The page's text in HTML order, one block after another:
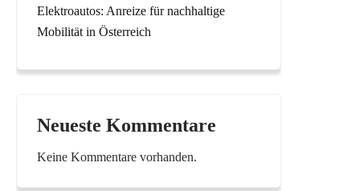
Elektroautos: Anreize für nachhaltige
Mobilität in Österreich
Neueste Kommentare
Keine Kommentare vorhanden.